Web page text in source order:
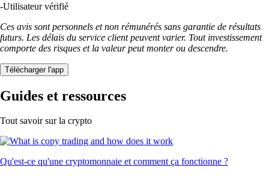
-Utilisateur vérifié
Ces avis sont personnels et non rémunérés sans garantie de résultats
futurs. Les délais du service client peuvent varier. Tout investissement
comporte des risques et la valeur peut monter ou descendre.
Télécharger l'app
Guides et ressources
Tout savoir sur la crypto
Qu'est-ce qu'une cryptomonnaie et comment ça fonctionne ?